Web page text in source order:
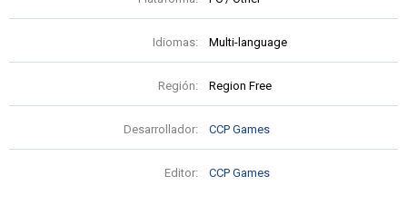
Idiomas: Multi-language
Región: Region Free
Desarrollador: CCP Games
Editor: CCP Games